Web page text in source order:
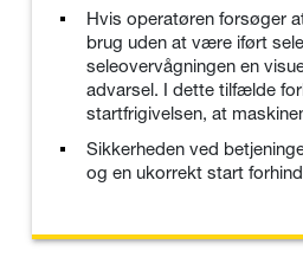
Hvis operatøren forsøger
brug uden at være iført
seleovervågningen en
advarsel. I dette tilfælde
startfrigivelsen, at
Sikkerheden ved
og en ukorrekt start